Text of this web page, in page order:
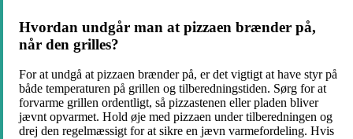
Hvordan undgår man at pizzaen brænder på,
når den grilles?
For at undgå at pizzaen brænder på, er det vigtigt at have styr på
både temperaturen på grillen og tilberedningstiden. Sørg for at
forvarme grillen ordentligt, så pizzastenen eller pladen bliver
jævnt opvarmet. Hold øje med pizzaen under tilberedningen og
drej den regelmæssigt for at sikre en jævn varmefordeling. Hvis